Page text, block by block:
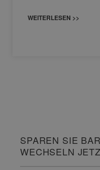
WEITERLESEN >>
SPAREN SIE
WECHSELN